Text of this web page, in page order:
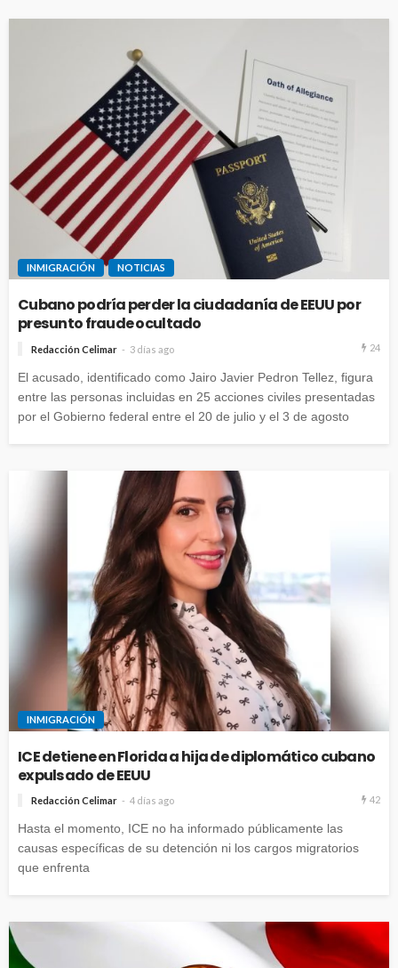
INMIGRACIÓN NOTICIAS
Cubano podría perder la ciudadanía de EEUU por
presunto fraude ocultado
Redacción Celimar 3 días ago 24
El acusado, identificado como Jairo Javier Pedron Tellez, figura
entre las personas incluidas en 25 acciones civiles presentadas
por el Gobierno federal entre el 20 de julio y el 3 de agosto
INMIGRACIÓN
ICE detiene en Florida a hija de diplomático cubano
expulsado de EEUU
Redacción Celimar 4 días ago 42
Hasta el momento, ICE no ha informado públicamente las
causas específicas de su detención ni los cargos migratorios
que enfrenta